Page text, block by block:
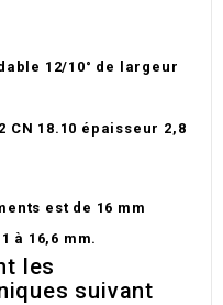
12/10° de largeur
18.10 épaisseur 2,8
est de 16 mm
à 16,6 mm.
les
suivant